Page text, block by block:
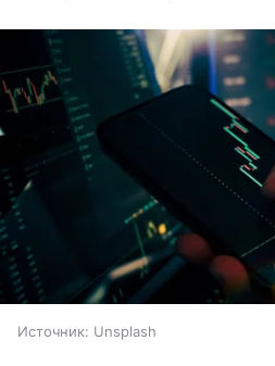
Источник: Unsplash